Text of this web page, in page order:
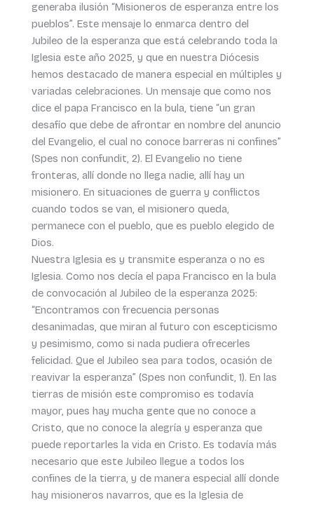
generaba ilusión “Misioneros de esperanza entre los
pueblos”. Este mensaje lo enmarca dentro del
Jubileo de la esperanza que está celebrando toda la
Iglesia este año 2025, y que en nuestra Diócesis
hemos destacado de manera especial en múltiples y
variadas celebraciones. Un mensaje que como nos
dice el papa Francisco en la bula, tiene “un gran
desafío que debe de afrontar en nombre del anuncio
del Evangelio, el cual no conoce barreras ni confines”
(Spes non confundit, 2). El Evangelio no tiene
fronteras, allí donde no llega nadie, allí hay un
misionero. En situaciones de guerra y conflictos
cuando todos se van, el misionero queda,
permanece con el pueblo, que es pueblo elegido de
Dios.
Nuestra Iglesia es y transmite esperanza o no es
Iglesia. Como nos decía el papa Francisco en la bula
de convocación al Jubileo de la esperanza 2025:
“Encontramos con frecuencia personas
desanimadas, que miran al futuro con escepticismo
y pesimismo, como si nada pudiera ofrecerles
felicidad. Que el Jubileo sea para todos, ocasión de
reavivar la esperanza” (Spes non confundit, 1). En las
tierras de misión este compromiso es todavía
mayor, pues hay mucha gente que no conoce a
Cristo, que no conoce la alegría y esperanza que
puede reportarles la vida en Cristo. Es todavía más
necesario que este Jubileo llegue a todos los
confines de la tierra, y de manera especial allí donde
hay misioneros navarros, que es la Iglesia de